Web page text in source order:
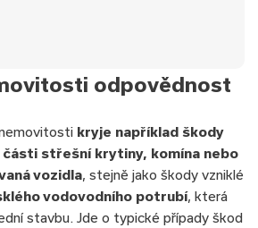
odpovědnost
kryje například škody
části střešní krytiny, komína nebo
vozidla, stejně jako škody vzniklé
vodovodního potrubí, která
stavbu. Jde o typické případy škod